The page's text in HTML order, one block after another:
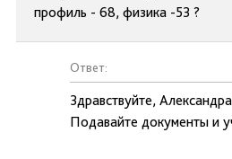
профиль - 68, физика -53 ?
Ответ:
Здравствуйте,
Подавайте документы и